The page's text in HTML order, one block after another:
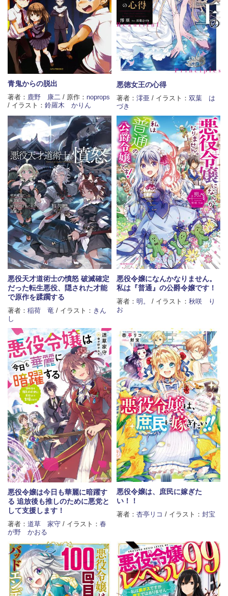
青鬼からの脱出
著者： 鹿野 康二 / 原作： noprops
/ イラスト： 鈴羅木 かりん
悪徳女王の心得
著者： 澪亜 / イラスト： 双葉 は
づき
悪役天才道術士の憤怒 破滅確定
だった転生悪役、隠された才能
で原作を蹂躙する
著者： 稲荷 竜 / イラスト： きん
し
悪役令嬢になんかなりません。
私は『普通』の公爵令嬢です！
著者： 明。 / イラスト： 秋咲 り
お
悪役令嬢は今日も華麗に暗躍す
る 追放後も推しのために悪党と
して支援します！
著者： 道草 家守 / イラスト： 春
が野 かおる
悪役令嬢は、庶民に嫁ぎた
い！！
著者： 杏亭リコ / イラスト： 封宝